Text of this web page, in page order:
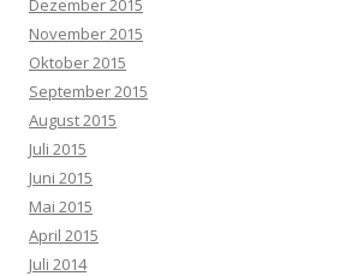
Dezember 2015
November 2015
Oktober 2015
September 2015
August 2015
Juli 2015
Juni 2015
Mai 2015
April 2015
Juli 2014